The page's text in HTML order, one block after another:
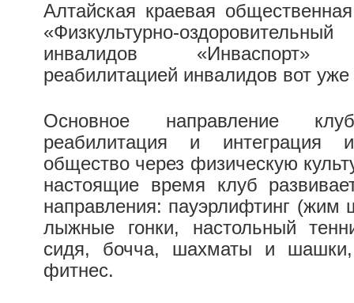
Алтайская краевая
«Физкультурно-
инвалидов «Инваспорт»
реабилитацией инвалидов вот уже
Основное направление
реабилитация и интеграция
общество через физическую
настоящие время клуб
направления: пауэрлифтинг (жим
лыжные гонки, настольный
сидя, бочча, шахматы и шашки,
фитнес.